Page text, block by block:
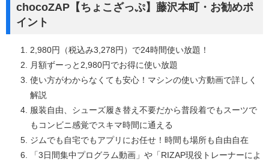
chocoZAP【ちょこざっぷ】藤沢本町・お勧めポ
イント
2,980円（税込み3,278円）で24時間使い放題！
月額ずーっと2,980円でお得に使い放題
使い方がわからなくても安心！マシンの使い方動画で詳しく
解説
服装自由、シューズ履き替え不要だから普段着でもスーツで
もコンビニ感覚でスキマ時間に通える
ジムでも自宅でもアプリにお任せ！時間も場所も自由自在
「3日間集中プログラム動画」や「RIZAP現役トレーナーによ